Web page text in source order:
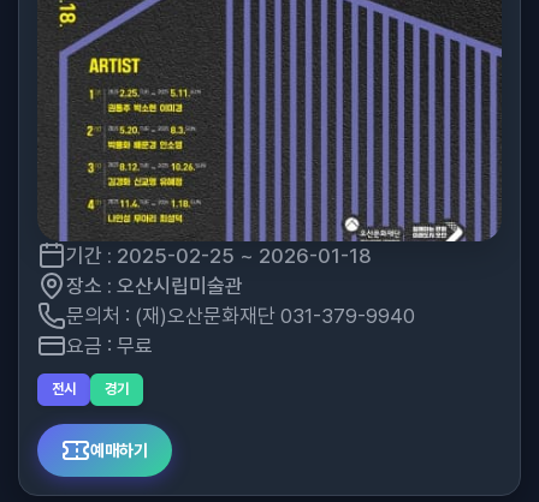
기간 : 2025-02-25 ~ 2026-01-18
장소 : 오산시립미술관
문의처 : (재)오산문화재단 031-379-9940
요금 : 무료
전시 경기
예매하기